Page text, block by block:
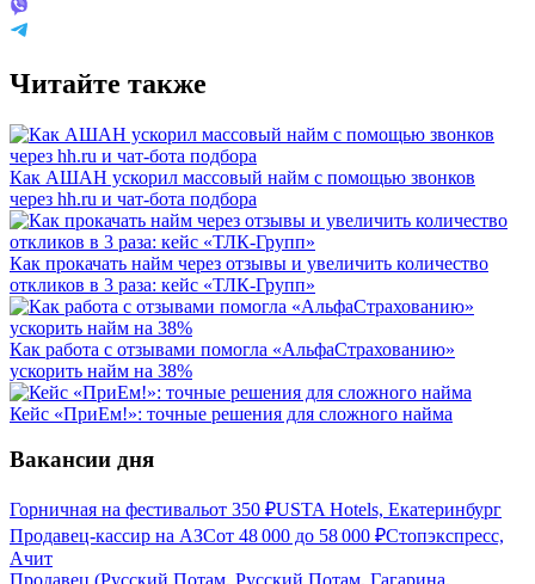
Читайте также
Как АШАН ускорил массовый найм с помощью звонков
через hh.ru и чат-бота подбора
Как прокачать найм через отзывы и увеличить количество
откликов в 3 раза: кейс «ТЛК-Групп»
Как работа с отзывами помогла «АльфаСтрахованию»
ускорить найм на 38%
Кейс «ПриЕм!»: точные решения для сложного найма
Вакансии дня
Горничная на фестивальот 350 ₽USTA Hotels, Екатеринбург
Продавец-кассир на АЗСот 48 000 до 58 000 ₽Стопэкспресс,
Ачит